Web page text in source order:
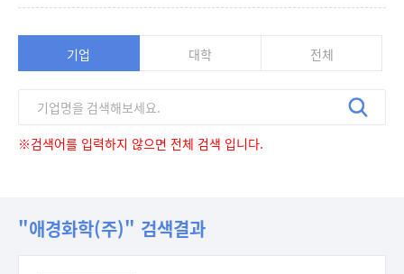
기업 대학 전체
※검색어를 입력하지 않으면 전체 검색 입니다.
"애경화학(주)" 검색결과